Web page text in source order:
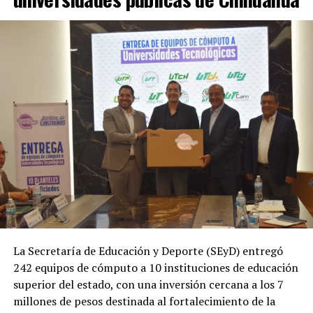
La Secretaría de Educación y Deporte (SEyD) entregó
242 equipos de cómputo a 10 instituciones de educación
superior del estado, con una inversión cercana a los 7
millones de pesos destinada al fortalecimiento de la